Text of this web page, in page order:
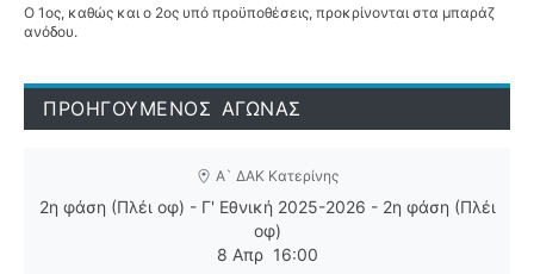
Ο 1ος, καθώς και ο 2ος υπό προϋποθέσεις, προκρίνονται στα μπαράζ
ανόδου.
ΠΡΟΗΓΟΥΜΕΝΟΣ ΑΓΩΝΑΣ
Α` ΔΑΚ Κατερίνης
2η φάση (Πλέι οφ) - Γ' Εθνική 2025-2026 - 2η φάση (Πλέι
οφ)
8 Απρ 16:00